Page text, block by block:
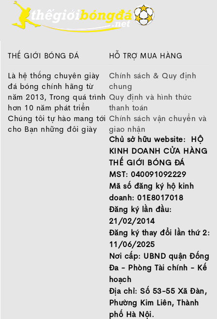
THẾ GIỚI BÓNG ĐÁ
Là hệ thống chuyên giày
đá bóng chính hãng từ
năm 2013, Trong quá trình
hơn 10 năm phát triển
Chúng tôi tự hào mang tới
cho Bạn những đôi giày
HỖ TRỢ MUA HÀNG
Chính sách & Quy định
chung
Quy định và hình thức
thanh toán
Chính sách vận chuyển và
giao nhận
Chính sách bảo hành
Chính sách bảo mật thông
tin
Chủ sở hữu website: HỘ
KINH DOANH CỬA HÀNG
THẾ GIỚI BÓNG ĐÁ
MST: 040091092229
Mã số đăng ký hộ kinh
doanh: 01E8017018
Đăng ký lần đầu:
21/02/2014
Đăng ký thay đổi lần thứ 2:
11/06/2025
Nơi cấp: UBND quận Đống
Đa - Phòng Tài chính - Kế
hoạch
Địa chỉ: Số 53-55 Xã Đàn,
Phường Kim Liên, Thành
phố Hà Nội.